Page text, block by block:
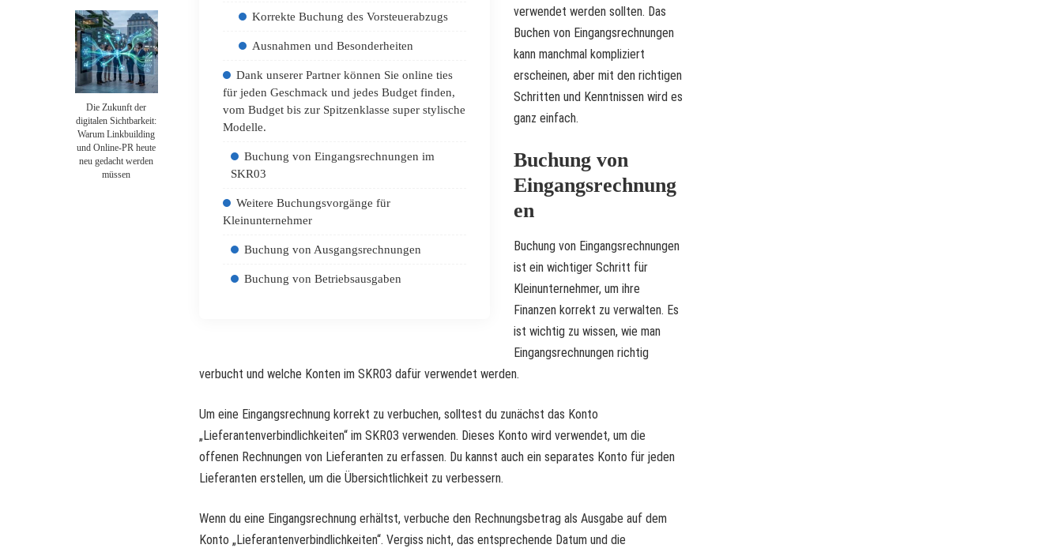
Die Zukunft der
digitalen Sichtbarkeit:
Warum Linkbuilding
und Online-PR heute
neu gedacht werden
müssen
Korrekte Buchung des Vorsteuerabzugs
Ausnahmen und Besonderheiten
Dank unserer Partner können Sie online ties
für jeden Geschmack und jedes Budget finden,
vom Budget bis zur Spitzenklasse super stylische
Modelle.
Buchung von Eingangsrechnungen im
SKR03
Weitere Buchungsvorgänge für
Kleinunternehmer
Buchung von Ausgangsrechnungen
Buchung von Betriebsausgaben
verwendet werden sollten. Das
Buchen von Eingangsrechnungen
kann manchmal kompliziert
erscheinen, aber mit den richtigen
Schritten und Kenntnissen wird es
ganz einfach.
Buchung von
Eingangsrechnung
en
Buchung von Eingangsrechnungen
ist ein wichtiger Schritt für
Kleinunternehmer, um ihre
Finanzen korrekt zu verwalten. Es
ist wichtig zu wissen, wie man
Eingangsrechnungen richtig
verbucht und welche Konten im SKR03 dafür verwendet werden.
Um eine Eingangsrechnung korrekt zu verbuchen, solltest du zunächst das Konto
„Lieferantenverbindlichkeiten“ im SKR03 verwenden. Dieses Konto wird verwendet, um die
offenen Rechnungen von Lieferanten zu erfassen. Du kannst auch ein separates Konto für jeden
Lieferanten erstellen, um die Übersichtlichkeit zu verbessern.
Wenn du eine Eingangsrechnung erhältst, verbuche den Rechnungsbetrag als Ausgabe auf dem
Konto „Lieferantenverbindlichkeiten“. Vergiss nicht, das entsprechende Datum und die